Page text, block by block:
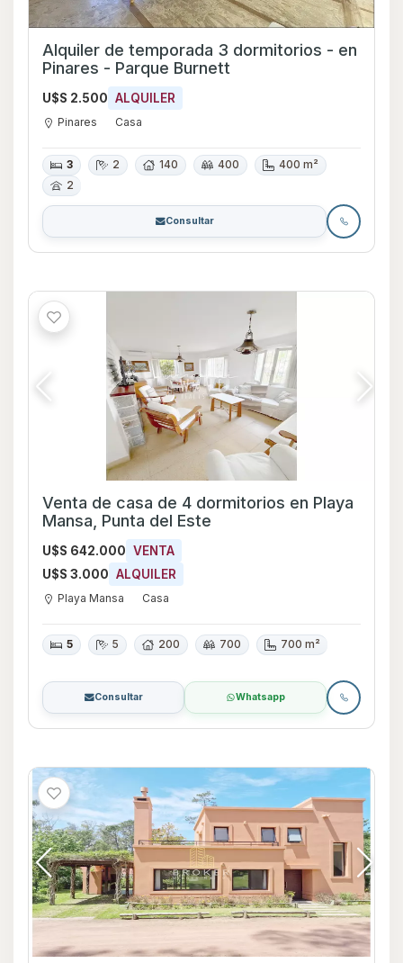
Alquiler de temporada 3 dormitorios - en
Pinares - Parque Burnett
U$S 2.500 ALQUILER
Pinares Casa
3 2 140 400
400 m²
2
Consultar
Venta de casa de 4 dormitorios en Playa
Mansa, Punta del Este
U$S 642.000 VENTA
U$S 3.000 ALQUILER
Playa Mansa Casa
5 5 200 700 700 m²
Consultar Whatsapp